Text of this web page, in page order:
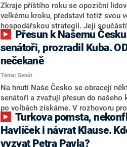
Zkraje příštího roku se opoziční
velkému kroku, představí totiž svou
hospodářskou strategii. Její součástí
stárnutí populace, řekl ve středu na
nový předseda lidovců Jan Grolich.
senátních volbách kandiduje ve
aktivitu opozice, o níž vládní strany
komentátoři mluví jako o slabé a v
úmorná práce upozorňovat na chyby
námi navíc nechodí do debat.
svoje témata,“ odpověděl Grolich na
NEWS.
senátoři, prozradil Kuba.
nečekaně
Téma: Senát
Na hnutí Naše Česko se obracejí
senátoři a zvažují přesun do našeho
po volbách získáme. V rozhovoru
NEWS to řekl zakladatel hnutí a
Martin Kuba. Konkrétní nebyl, ale
například senátora Zdeňka Hrabu,
Havlíček i návrat Klause.
vyzvat Petra Pavla?